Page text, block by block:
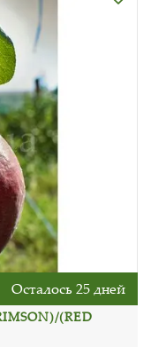
Осталось 25 дней
(RED